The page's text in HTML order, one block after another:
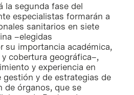
la segunda fase del
especialistas formarán a
sanitarios en siete
–elegidas
su importancia académica,
cobertura geográfica–,
y experiencia en
y de estrategias de
de órganos, que se